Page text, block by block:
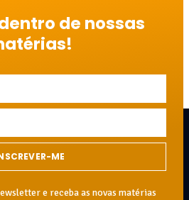
de nossas
ME
e receba as novas matérias